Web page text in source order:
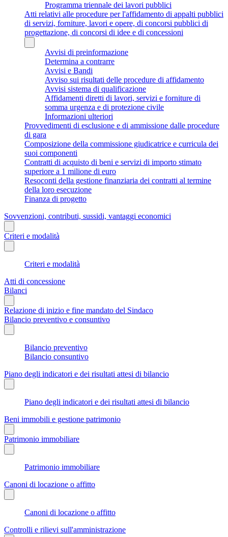
Programma triennale dei lavori pubblici
Atti relativi alle procedure per l'affidamento di appalti pubblici
di servizi, forniture, lavori e opere, di concorsi pubblici di
progettazione, di concorsi di idee e di concessioni
Avvisi di preinformazione
Determina a contrarre
Avvisi e Bandi
Avviso sui risultati delle procedure di affidamento
Avvisi sistema di qualificazione
Affidamenti diretti di lavori, servizi e forniture di
somma urgenza e di protezione civile
Informazioni ulteriori
Provvedimenti di esclusione e di ammissione dalle procedure
di gara
Composizione della commissione giudicatrice e curricula dei
suoi componenti
Contratti di acquisto di beni e servizi di importo stimato
superiore a 1 milione di euro
Resoconti della gestione finanziaria dei contratti al termine
della loro esecuzione
Finanza di progetto
Sovvenzioni, contributi, sussidi, vantaggi economici
Criteri e modalità
Criteri e modalità
Atti di concessione
Bilanci
Relazione di inizio e fine mandato del Sindaco
Bilancio preventivo e consuntivo
Bilancio preventivo
Bilancio consuntivo
Piano degli indicatori e dei risultati attesi di bilancio
Piano degli indicatori e dei risultati attesi di bilancio
Beni immobili e gestione patrimonio
Patrimonio immobiliare
Patrimonio immobiliare
Canoni di locazione o affitto
Canoni di locazione o affitto
Controlli e rilievi sull'amministrazione